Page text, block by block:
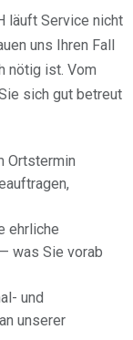
läuft Service nicht
uns Ihren Fall
nötig ist. Vom
sich gut betreut
Ortstermin
ehrliche
was Sie vorab
und
unserer